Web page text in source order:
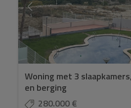
Woning met 3
en berging
280.000 €